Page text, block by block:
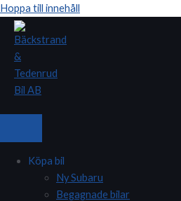
Hoppa till innehåll
Köpa bil
Ny Subaru
Begagnade bilar